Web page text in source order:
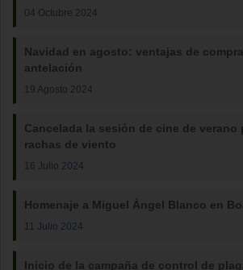
04 Octubre 2024
Navidad en agosto: ventajas de
antelación
19 Agosto 2024
Cancelada la sesión de cine de verano
rachas de viento
16 Julio 2024
Homenaje a Miguel Ángel Blanco en
11 Julio 2024
Inicio de la campaña de control de